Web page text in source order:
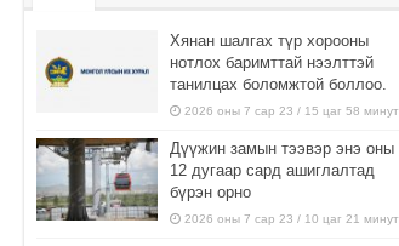
Хянан шалгах түр хорооны
нотлох баримттай нээлттэй
танилцах боломжтой боллоо.
2026 оны 7 сар 23 / 15 цаг 58 минут
Дүүжин замын тээвэр энэ оны
12 дугаар сард ашиглалтад
бүрэн орно
2026 оны 7 сар 23 / 10 цаг 21 минут